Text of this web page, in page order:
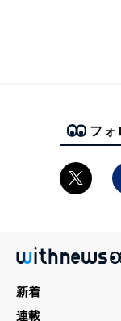
フォ
新着
連載